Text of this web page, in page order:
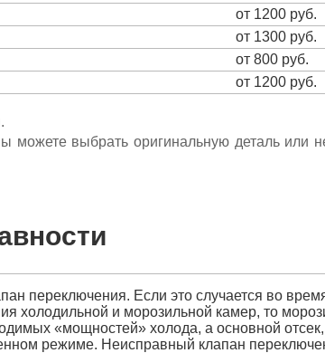
от 1200 руб.
от 1300 руб.
от 800 руб.
от 1200 руб.
можете выбрать оригинальную деталь или
переключения. Если это случается во
холодильной и морозильной камер, то
«мощностей» холода, а основной отсек,
режиме. Неисправный клапан